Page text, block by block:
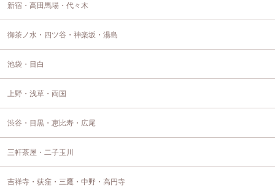
新宿・高田馬場・代々木
御茶ノ水・四ツ谷・神楽坂・湯島
池袋・目白
上野・浅草・両国
渋谷・目黒・恵比寿・広尾
三軒茶屋・二子玉川
吉祥寺・荻窪・三鷹・中野・高円寺